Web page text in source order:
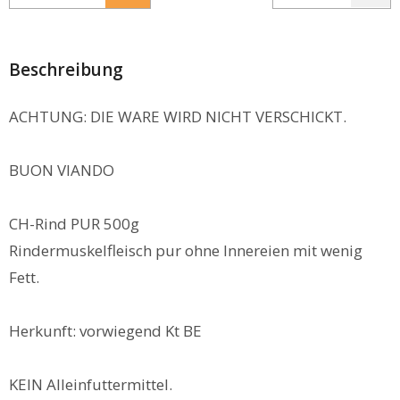
Beschreibung
ACHTUNG: DIE WARE WIRD NICHT VERSCHICKT.
BUON VIANDO
CH-Rind PUR 500g
Rindermuskelfleisch pur ohne Innereien mit wenig
Fett.
Herkunft: vorwiegend Kt BE
KEIN Alleinfuttermittel.